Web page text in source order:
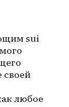
sui
своей
любое